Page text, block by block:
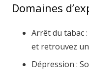
Domaines
Arrêt du tabac
et retrouvez
Dépression :